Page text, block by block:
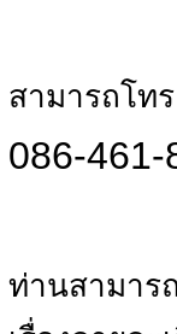
สามารถโท
086-461-
ท่านสามาร